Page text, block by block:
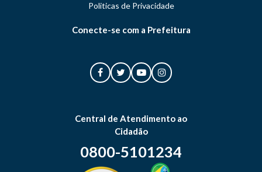
Politicas de Privacidade
Conecte-se com a Prefeitura
Central de Atendimento ao
Cidadão
0800-5101234